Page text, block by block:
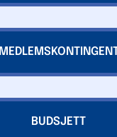
BUDSJETT